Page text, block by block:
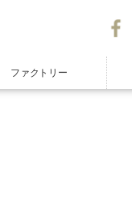
ファクトリー